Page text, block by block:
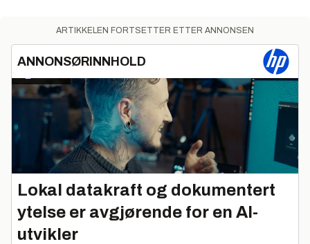
ARTIKKELEN FORTSETTER ETTER ANNONSEN
ANNONSØRINNHOLD
Lokal datakraft og dokumentert
ytelse er avgjørende for en AI-
utvikler